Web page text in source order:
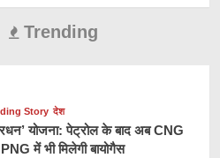
Trending
Story देश
योजना: पेट्रोल के बाद अब CNG
में भी मिलेगी बायोगैस